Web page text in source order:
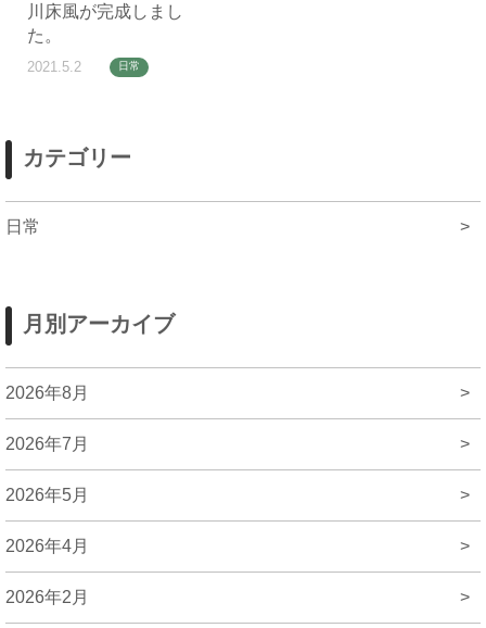
川床風が完成しまし
た。
2021.5.2 日常
カテゴリー
日常 >
月別アーカイブ
2026年8月 >
2026年7月 >
2026年5月 >
2026年4月 >
2026年2月 >